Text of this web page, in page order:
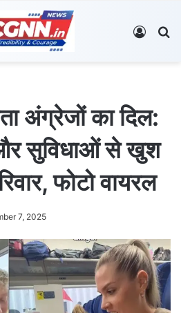
Log In
अंग्रेजों का दिल:
सुविधाओं से खुश
फोटो वायरल
7, 2025